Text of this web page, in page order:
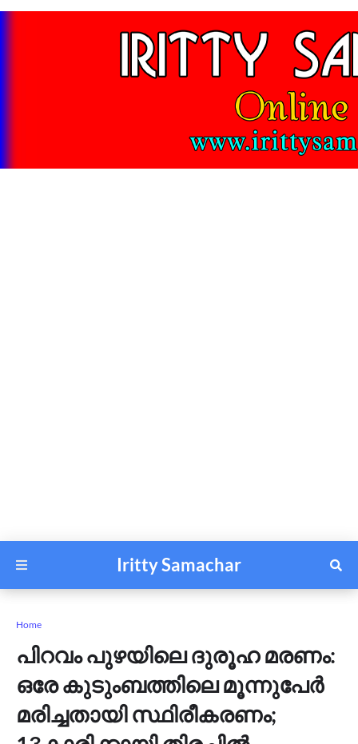
Iritty Samachar
Home
പിറവം പുഴയിലെ ദുരൂഹ മരണം:
ഒരേ കുടുംബത്തിലെ മൂന്നുപേർ
മരിച്ചതായി സ്ഥിരീകരണം;